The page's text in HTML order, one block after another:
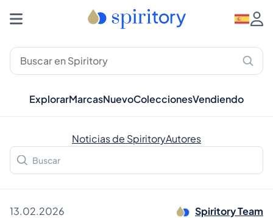
ExplorarMarcasNuevoColeccionesVendiendo
Noticias de SpiritoryAutores
13.02.2026 Spiritory Team